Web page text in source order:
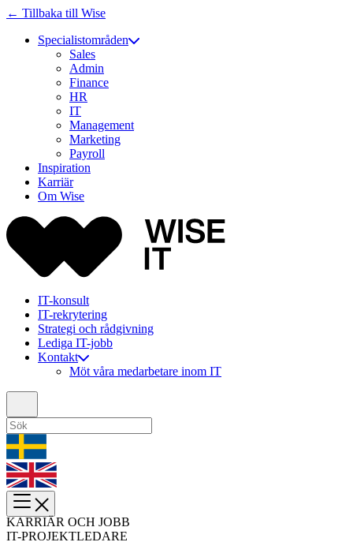
← Tillbaka till Wise
Specialistområden
Sales
Admin
Finance
HR
IT
Management
Marketing
Payroll
Inspiration
Karriär
Om Wise
IT-konsult
IT-rekrytering
Strategi och rådgivning
Lediga IT-jobb
Kontakt
Möt våra medarbetare inom IT
KARRIÄR OCH JOBB
IT-PROJEKTLEDARE